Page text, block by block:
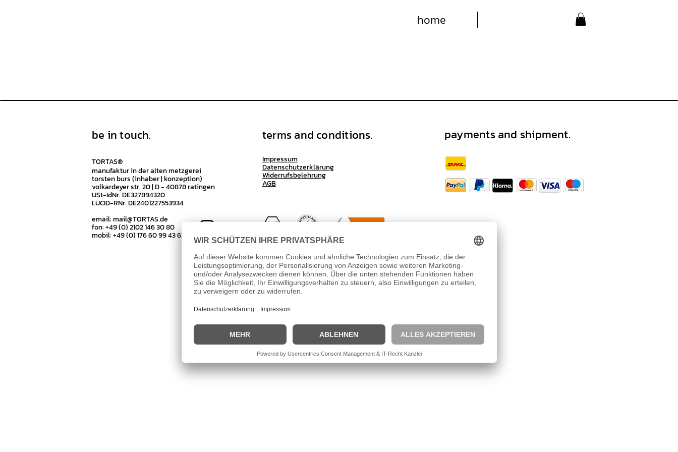
home
be in touch.
TORTAS®
manufaktur in der alten metzgerei
torsten burs (inhaber | konzeption)
volkardeyer str. 20 | D - 40878 ratingen
USt-IdNr. DE327894320
LUCID-RNr. DE2401227553934
email:mail@TORTAS.de
fon: +49 (0) 2102 146 30 80
mobil: +49 (0) 176 60 99 43 63
terms and conditions.
Impressum
Datenschutzerklärung
Widerrufsbelehrung
AGB
payments and shipment.